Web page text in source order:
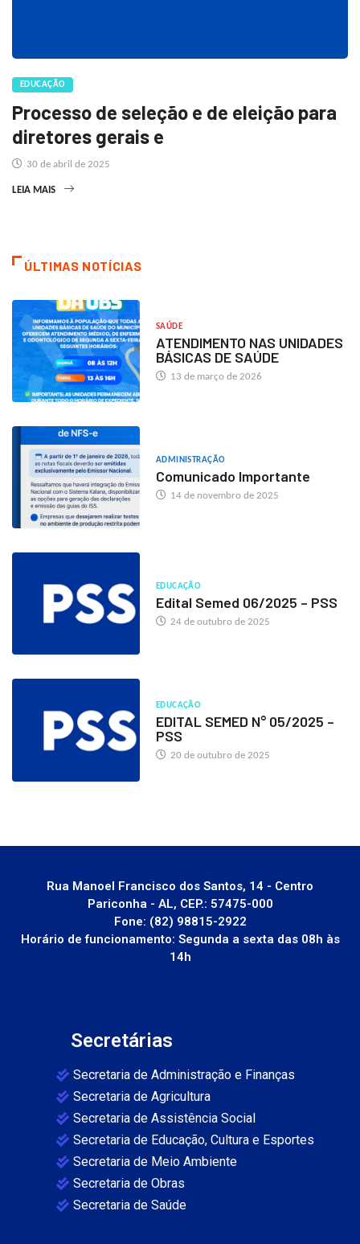
EDUCAÇÃO
Processo de seleção e de eleição para
diretores gerais e
30 de abril de 2025
LEIA MAIS
ÚLTIMAS NOTÍCIAS
SAÚDE
ATENDIMENTO NAS UNIDADES
BÁSICAS DE SAÚDE
13 de março de 2026
ADMINISTRAÇÃO
Comunicado Importante
14 de novembro de 2025
EDUCAÇÃO
Edital Semed 06/2025 – PSS
24 de outubro de 2025
EDUCAÇÃO
EDITAL SEMED N° 05/2025 –
PSS
20 de outubro de 2025
Rua Manoel Francisco dos Santos, 14 - Centro
Pariconha - AL, CEP.: 57475-000
Fone: (82) 98815-2922
Horário de funcionamento: Segunda a sexta das 08h às
14h
Secretárias
Secretaria de Administração e Finanças
Secretaria de Agricultura
Secretaria de Assistência Social
Secretaria de Educação, Cultura e Esportes
Secretaria de Meio Ambiente
Secretaria de Obras
Secretaria de Saúde